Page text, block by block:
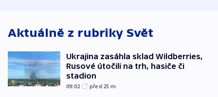
Aktuálně z rubriky Svět
Ukrajina zasáhla sklad Wildberries,
Rusové útočili na trh, hasiče či
stadion
09:02 před 25 m